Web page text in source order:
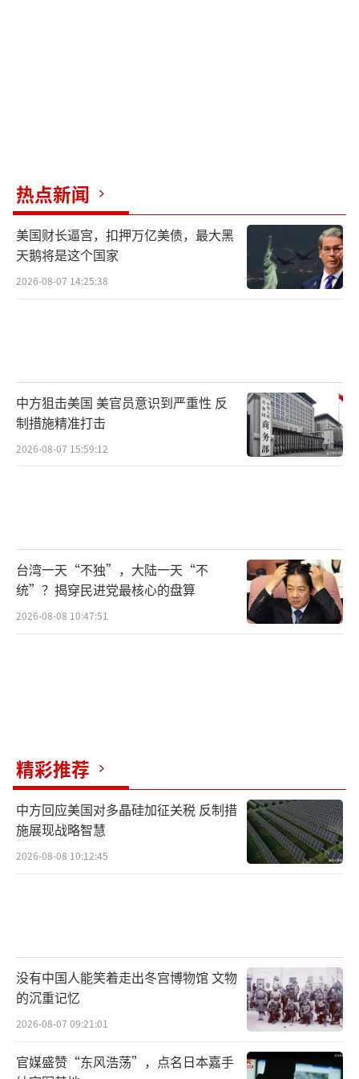
出这样的邀请，柯文哲跟他是旧识，对公共议
题、两岸关系、未来走向等都可坐下来谈，这
本来就是在野党主席的工作。（责任编辑：卢其龙 CM
0882）
热点新闻
美国财长逼宫，扣押万亿美债，最大黑
天鹅将是这个国家
2026-08-07 14:25:38
中方狙击美国 美官员意识到严重性 反
制措施精准打击
2026-08-07 15:59:12
台湾一天“不独”，大陆一天“不
统”？揭穿民进党最核心的盘算
2026-08-08 10:47:51
精彩推荐
中方回应美国对多晶硅加征关税 反制措
施展现战略智慧
2026-08-08 10:12:45
没有中国人能笑着走出冬宫博物馆 文物
的沉重记忆
2026-08-07 09:21:01
官媒盛赞“东风浩荡”，点名日本嘉手